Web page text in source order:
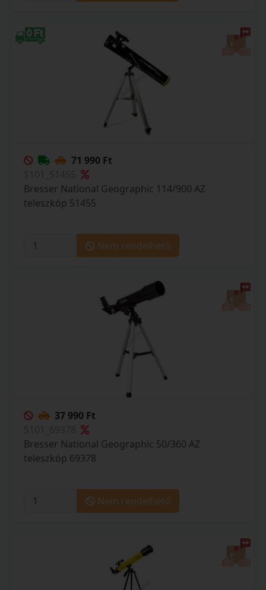
71 990 Ft
Bresser National Geographic 114/900 AZ
teleszkóp 51455
Nem rendelhető
37 990 Ft
Bresser National Geographic 50/360 AZ
teleszkóp 69378
Nem rendelhető